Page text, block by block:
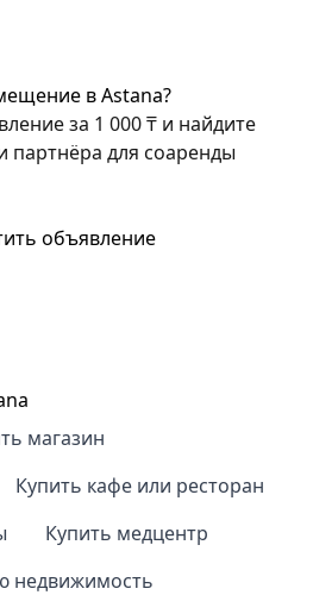
в Astana?
за 1 000 ₸ и найдите
партнёра для соаренды
объявление
магазин
Купить кафе или ресторан
Купить медцентр
недвижимость